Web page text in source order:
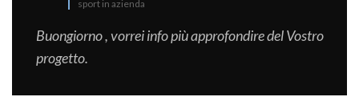
sport in azienda
Buongiorno , vorrei info più approfondire del Vostro
progetto.